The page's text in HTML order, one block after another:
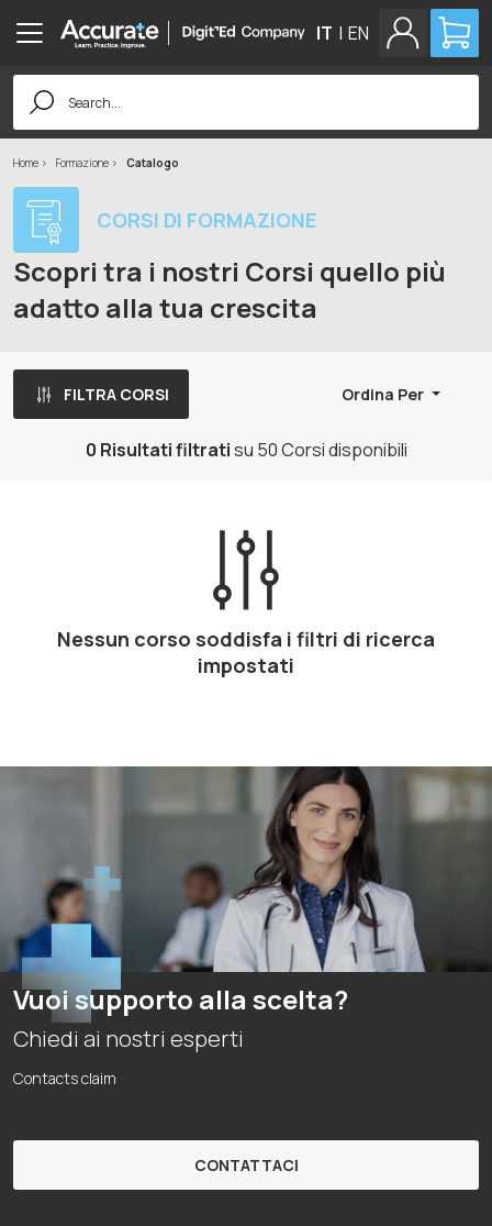
IT | EN
Search
for:
Home Formazione Catalogo
CORSI DI FORMAZIONE
Scopri tra i nostri Corsi quello più
adatto alla tua crescita
FILTRA CORSI Ordina Per
0 Risultati filtratisu 50 Corsi disponibili
Nessun corso soddisfa i filtri di ricerca
impostati
Vuoi supporto alla scelta?
Chiedi ai nostri esperti
Contacts claim
CONTATTACI